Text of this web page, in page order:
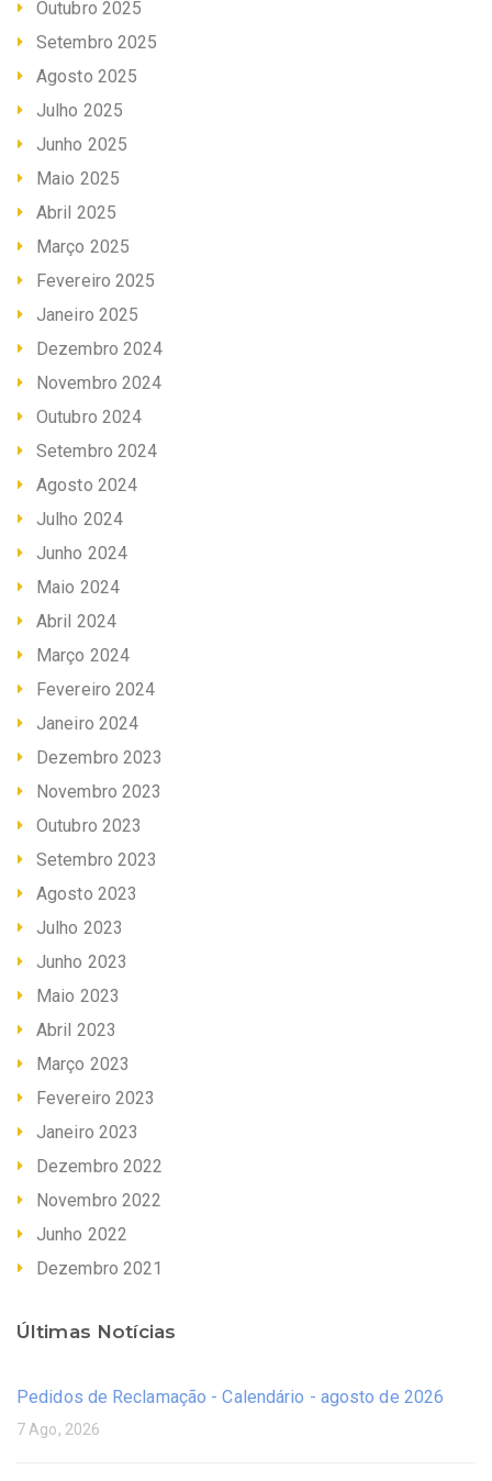
Outubro 2025
Setembro 2025
Agosto 2025
Julho 2025
Junho 2025
Maio 2025
Abril 2025
Março 2025
Fevereiro 2025
Janeiro 2025
Dezembro 2024
Novembro 2024
Outubro 2024
Setembro 2024
Agosto 2024
Julho 2024
Junho 2024
Maio 2024
Abril 2024
Março 2024
Fevereiro 2024
Janeiro 2024
Dezembro 2023
Novembro 2023
Outubro 2023
Setembro 2023
Agosto 2023
Julho 2023
Junho 2023
Maio 2023
Abril 2023
Março 2023
Fevereiro 2023
Janeiro 2023
Dezembro 2022
Novembro 2022
Junho 2022
Dezembro 2021
Últimas Notícias
Pedidos de Reclamação - Calendário - agosto de 2026
7 Ago, 2026